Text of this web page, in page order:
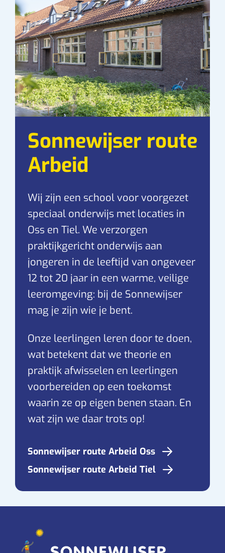
Sonnewijser route
Arbeid
Wij zijn een school voor voorgezet
speciaal onderwijs met locaties in
Oss en Tiel. We verzorgen
praktijkgericht onderwijs aan
jongeren in de leeftijd van ongeveer
12 tot 20 jaar in een warme, veilige
leeromgeving: bij de Sonnewijser
mag je zijn wie je bent.
Onze leerlingen leren door te doen,
wat betekent dat we theorie en
praktijk afwisselen en leerlingen
voorbereiden op een toekomst
waarin ze op eigen benen staan. En
wat zijn we daar trots op!
Sonnewijser route Arbeid Oss
Sonnewijser route Arbeid Tiel